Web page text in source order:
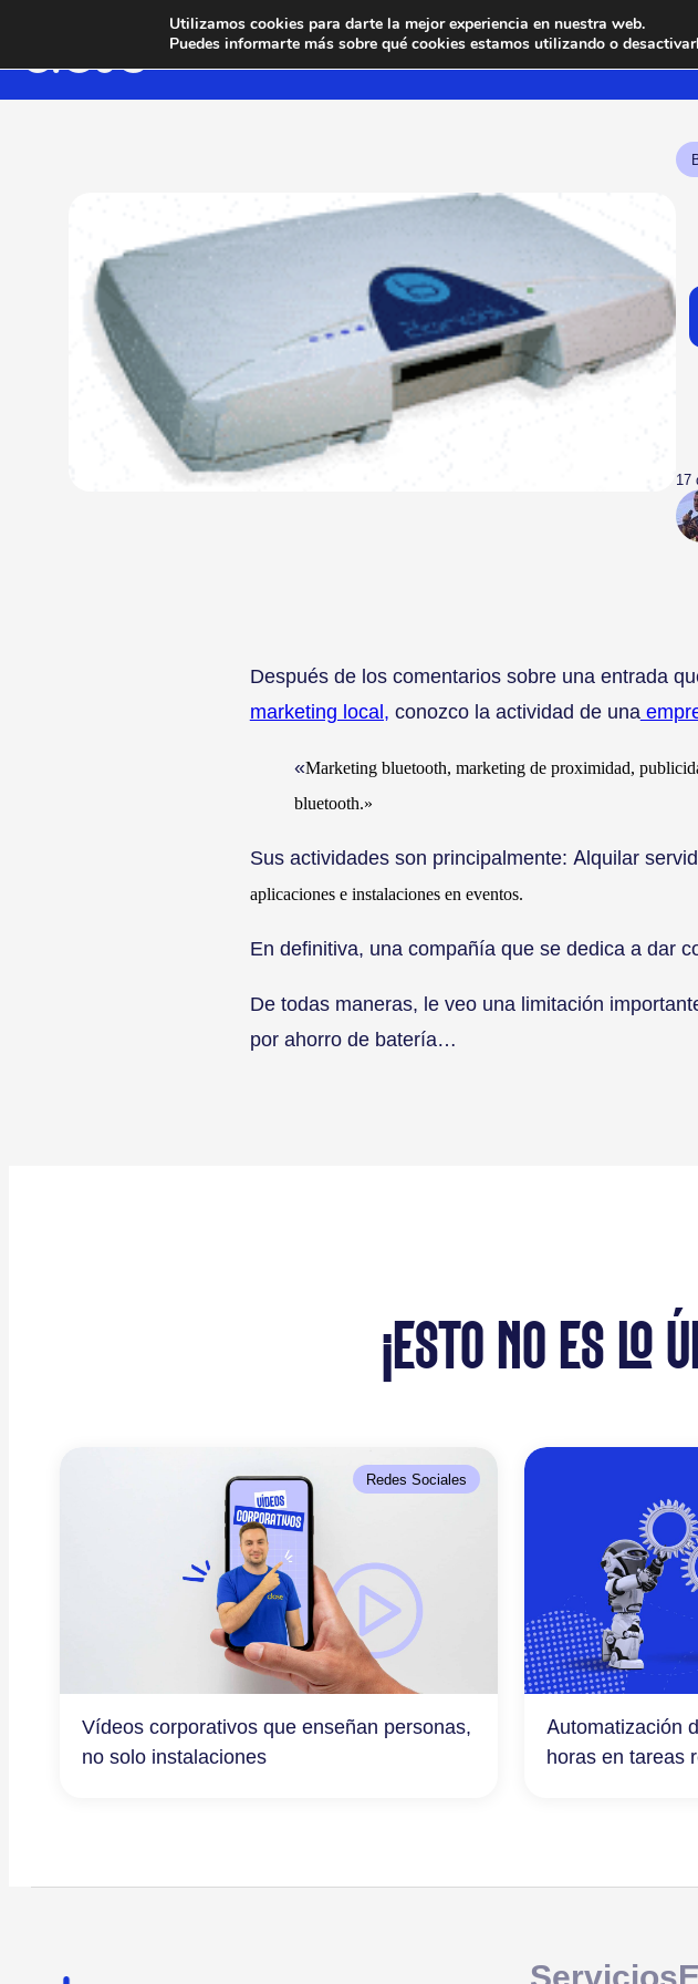
17
Después de los comentarios sobre una entrada
marketing local, conozco la actividad de una
«Marketing bluetooth, marketing de proximidad,
bluetooth.»
Sus actividades son principalmente: Alquilar
aplicaciones e instalaciones en eventos.
En definitiva, una compañía que se dedica a dar
De todas maneras, le veo una limitación
por ahorro de batería…
¡ESTO NO ES LO
Redes Sociales
Vídeos corporativos que enseñan personas,
no solo instalaciones
Automatización
horas en tareas
Utilizamos cookies para darte la mejor experiencia en nuestra web.
Puedes informarte más sobre qué cookies estamos utilizando o